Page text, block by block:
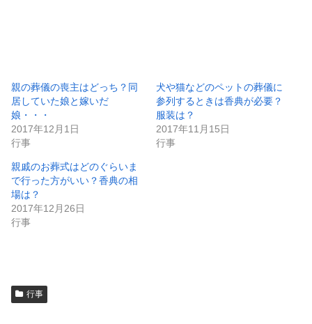
親の葬儀の喪主はどっち？同
居していた娘と嫁いだ
娘・・・
2017年12月1日
行事
犬や猫などのペットの葬儀に
参列するときは香典が必要？
服装は？
2017年11月15日
行事
親戚のお葬式はどのぐらいま
で行った方がいい？香典の相
場は？
2017年12月26日
行事
行事